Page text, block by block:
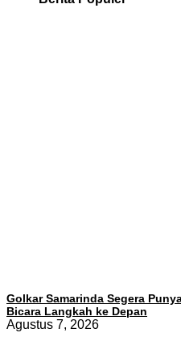
Golkar Samarinda Segera
Bicara Langkah ke Depan
Agustus 7, 2026